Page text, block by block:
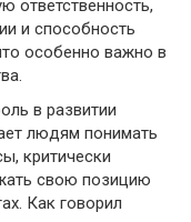
ответственность,
и способность
особенно важно в
в развитии
людям понимать
критически
свою позицию
Как говорил